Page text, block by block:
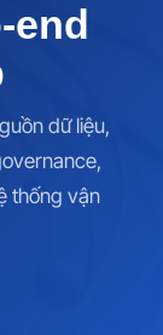
end
dữ liệu,
thống vận